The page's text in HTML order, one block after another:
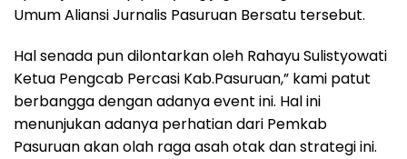
Umum Aliansi Jurnalis Pasuruan Bersatu tersebut.
Hal senada pun dilontarkan oleh Rahayu Sulistyowati
Ketua Pengcab Percasi Kab.Pasuruan,” kami patut
berbangga dengan adanya event ini. Hal ini
menunjukan adanya perhatian dari Pemkab
Pasuruan akan olah raga asah otak dan strategi ini.